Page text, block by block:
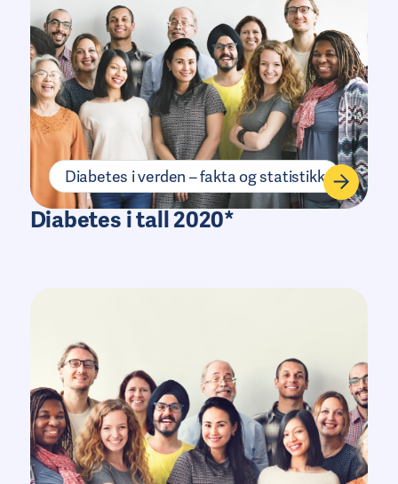
Diabetes i verden – fakta og statistikk
Diabetes i tall 2020*